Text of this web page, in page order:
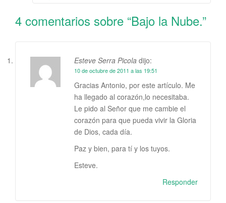
4 comentarios sobre “Bajo la Nube.”
Esteve Serra Picola dijo:
10 de octubre de 2011 a las 19:51
Gracias Antonio, por este artículo. Me
ha llegado al corazón,lo necesitaba.
Le pido al Señor que me cambie el
corazón para que pueda vivir la Gloria
de Dios, cada día.
Paz y bien, para tí y los tuyos.
Esteve.
Responder